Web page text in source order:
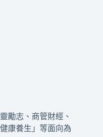
勵志、商管財經、
康養生」等面向為